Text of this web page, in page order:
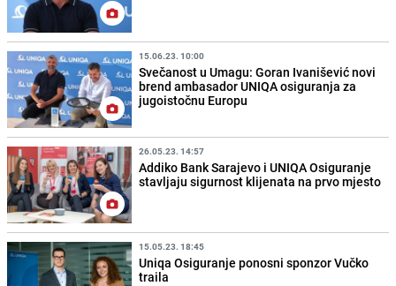
15.06.23. 10:00
Svečanost u Umagu: Goran Ivanišević novi
brend ambasador UNIQA osiguranja za
jugoistočnu Europu
26.05.23. 14:57
Addiko Bank Sarajevo i UNIQA Osiguranje
stavljaju sigurnost klijenata na prvo mjesto
15.05.23. 18:45
Uniqa Osiguranje ponosni sponzor Vučko
traila